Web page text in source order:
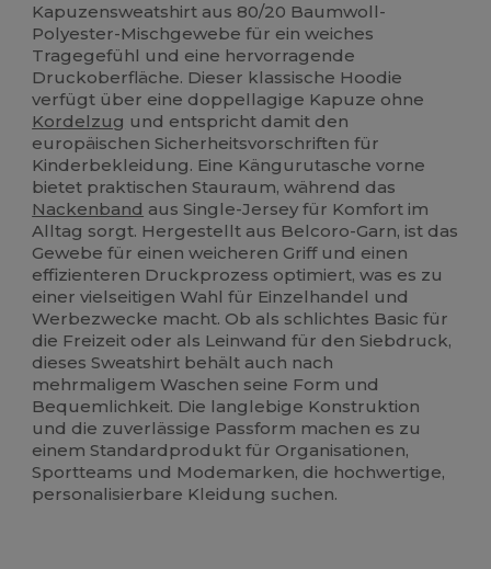
Kapuzensweatshirt aus 80/20 Baumwoll-
Polyester-Mischgewebe für ein weiches
Tragegefühl und eine hervorragende
Druckoberfläche. Dieser klassische Hoodie
verfügt über eine doppellagige Kapuze ohne
Kordelzug und entspricht damit den
europäischen Sicherheitsvorschriften für
Kinderbekleidung. Eine Kängurutasche vorne
bietet praktischen Stauraum, während das
Nackenband aus Single-Jersey für Komfort im
Alltag sorgt. Hergestellt aus Belcoro-Garn, ist das
Gewebe für einen weicheren Griff und einen
effizienteren Druckprozess optimiert, was es zu
einer vielseitigen Wahl für Einzelhandel und
Werbezwecke macht. Ob als schlichtes Basic für
die Freizeit oder als Leinwand für den Siebdruck,
dieses Sweatshirt behält auch nach
mehrmaligem Waschen seine Form und
Bequemlichkeit. Die langlebige Konstruktion
und die zuverlässige Passform machen es zu
einem Standardprodukt für Organisationen,
Sportteams und Modemarken, die hochwertige,
personalisierbare Kleidung suchen.